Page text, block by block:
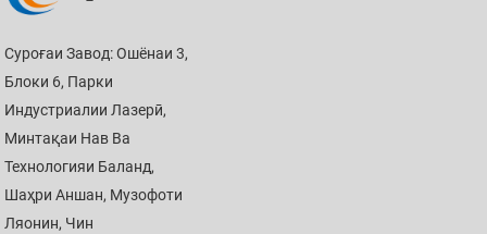
Суроғаи Завод: Ошёнаи 3,
Блоки 6, Парки
Индустриалии Лазерӣ,
Минтақаи Нав Ва
Технологияи Баланд,
Шаҳри Аншан, Музофоти
Ляонин, Чин